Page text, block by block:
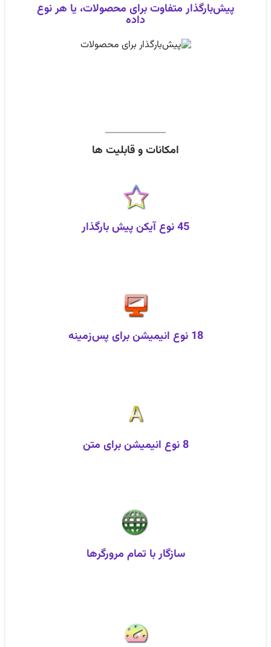
پیش‌بارگذار متفاوت برای محصولات، یا هر نوع
داده
امکانات و قابلیت ها
45 نوع آیکن پیش‌ بارگذار
18 نوع انیمیشن برای پس‌زمینه
8 نوع انیمیشن برای متن
سازگار با تمام مرورگرها